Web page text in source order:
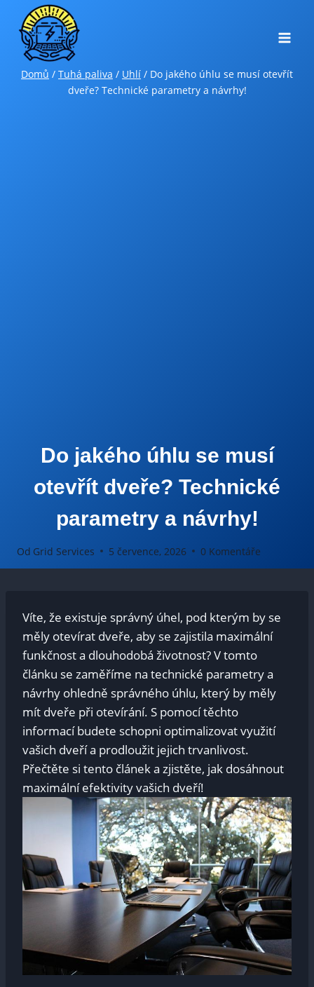
Přeskočit
obsah
Domů / Tuhá paliva / Uhlí / Do jakého úhlu se musí otevřít
dveře? Technické parametry a návrhy!
Do jakého úhlu se musí
otevřít dveře? Technické
parametry a návrhy!
Od Grid Services 5 července, 2026 0 Komentáře
Víte, že existuje správný úhel, ⁤pod ⁢kterým by⁤ se
měly otevírat dveře, aby se zajistila maximální
⁢funkčnost a⁤ dlouhodobá ‌životnost? ​V tomto
článku se zaměříme na technické parametry a
návrhy ohledně správného úhlu, který by měly
mít ​dveře ⁤při otevírání.‌ S pomocí těchto
informací budete schopni​ optimalizovat využití
vašich dveří a prodloužit jejich ‍trvanlivost.
Přečtěte si ⁤tento článek a ⁤zjistěte, jak ⁣dosáhnout
maximální efektivity vašich dveří!